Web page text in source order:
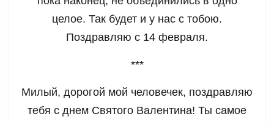
целое. Так будет и у нас с тобою.
Поздравляю с 14 февраля.
***
Милый, дорогой мой человечек, поздравляю
тебя с днем Святого Валентина! Ты самое